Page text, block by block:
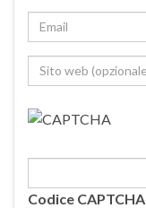
Codice CAPTCHA